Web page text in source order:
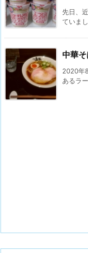
先日、
ていま
中華
2020年
あるラ